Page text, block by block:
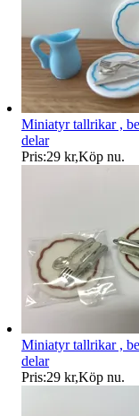
Miniatyr tallrikar ,
delar
Pris:29 kr,Köp nu.
Miniatyr tallrikar ,
delar
Pris:29 kr,Köp nu.